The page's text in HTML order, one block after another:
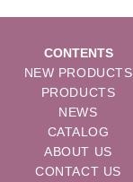
CONTENTS
NEW PRODUCTS
PRODUCTS
NEWS
CATALOG
ABOUT US
CONTACT US